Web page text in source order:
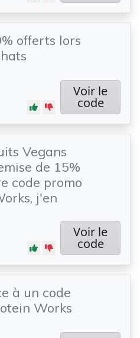
offerts lors
Voir le
code
Vegans
de 15%
code promo
j'en
Voir le
code
à un code
Works